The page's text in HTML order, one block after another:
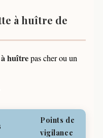
à huître de
huîtrepas cher ou un
Points de
vigilance